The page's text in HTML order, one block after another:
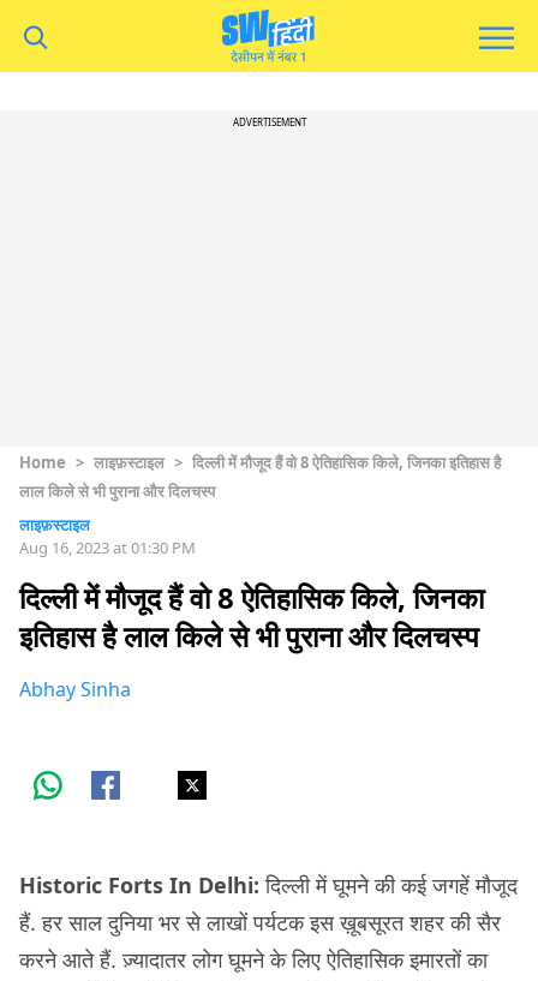
ADVERTISEMENT
Home > लाइफ़स्टाइल > दिल्ली में मौजूद हैं वो 8 ऐतिहासिक किले, जिनका इतिहास है
लाल किले से भी पुराना और दिलचस्प
लाइफ़स्टाइल
Aug 16, 2023 at 01:30 PM
दिल्ली में मौजूद हैं वो 8 ऐतिहासिक किले, जिनका
इतिहास है लाल किले से भी पुराना और दिलचस्प
Abhay Sinha
Historic Forts In Delhi: दिल्ली में घूमने की कई जगहें मौजूद
हैं. हर साल दुनिया भर से लाखों पर्यटक इस ख़ूबसूरत शहर की सैर
करने आते हैं. ज़्यादातर लोग घूमने के लिए ऐतिहासिक इमारतों का